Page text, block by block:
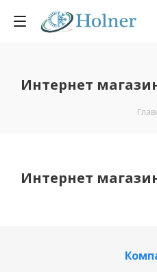
Интернет
Интернет